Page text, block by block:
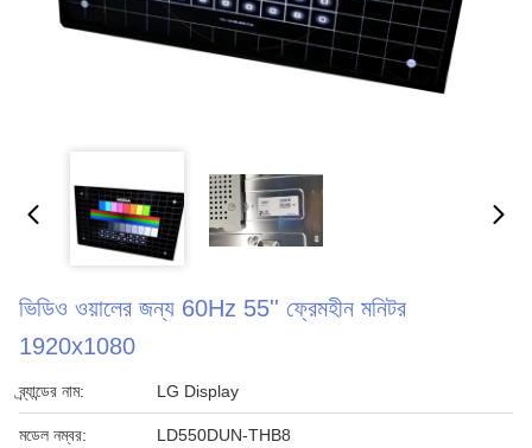
ভিডিও ওয়ালের জন্য 60Hz 55'' ফ্রেমহীন মনিটর
1920x1080
ব্র্যান্ডের নাম: LG Display
মডেল নম্বর: LD550DUN-THB8